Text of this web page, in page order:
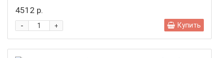
4512 р.
+
- Купить